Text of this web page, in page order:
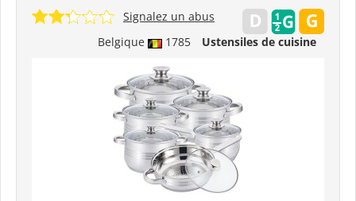
Belgique 1785 Ustensiles de cuisine
Signalez un abus